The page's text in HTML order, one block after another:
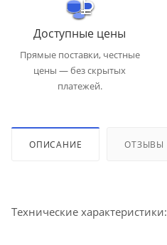
Доступные цены
Прямые поставки, честные
цены — без скрытых
платежей.
ОПИСАНИЕ ОТЗЫВЫ
Технические характеристики: